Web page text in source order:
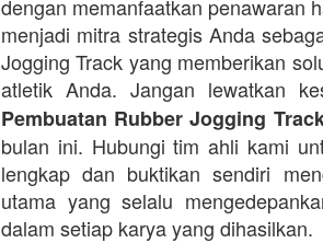
dengan memanfaatkan penawaran
menjadi mitra strategis Anda
Jogging Track yang memberikan
atletik Anda. Jangan lewatkan
Pembuatan Rubber Jogging
bulan ini. Hubungi tim ahli kami
lengkap dan buktikan sendiri
utama yang selalu
dalam setiap karya yang dihasilkan.